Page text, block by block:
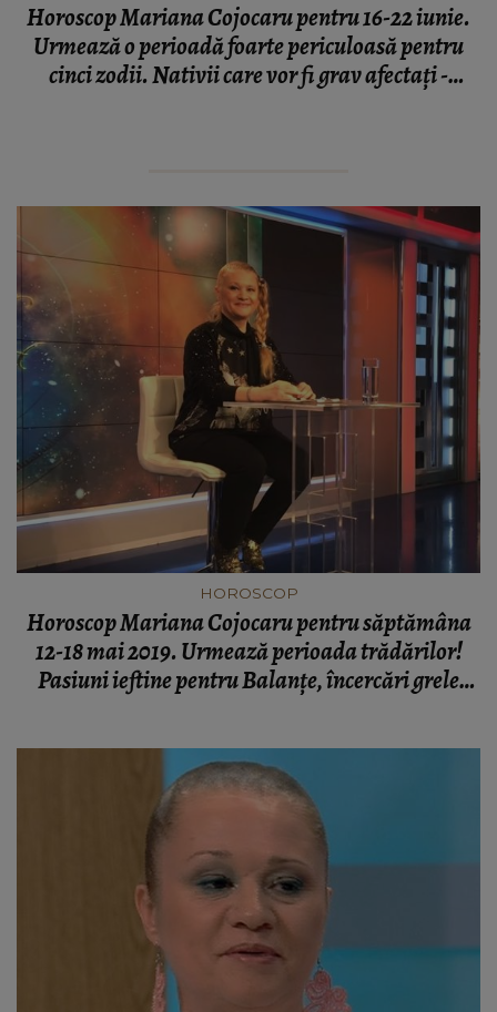
Horoscop Mariana Cojocaru pentru 16-22 iunie.
Urmează o perioadă foarte periculoasă pentru
cinci zodii. Nativii care vor fi grav afectaţi -
HOROSCOP
Horoscop Mariana Cojocaru pentru săptămâna
12-18 mai 2019. Urmează perioada trădărilor!
Pasiuni ieftine pentru Balanţe, încercări grele